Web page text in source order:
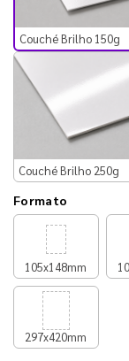
Couché Brilho 150g
Couché Brilho 250g
Formato
105x148mm
297x420mm